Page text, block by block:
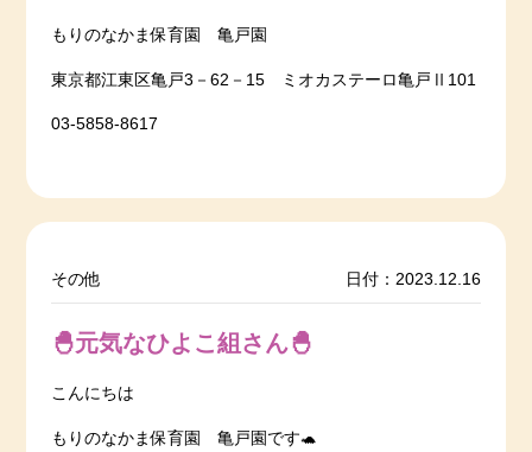
もりのなかま保育園 亀戸園
東京都江東区亀戸3－62－15 ミオカステーロ亀戸Ⅱ101
03-5858-8617
その他 日付：2023.12.16
🐣元気なひよこ組さん🐣
こんにちは
もりのなかま保育園 亀戸園です🐢